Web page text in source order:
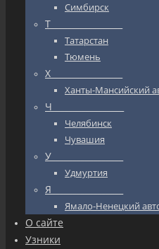
Симбирск
Т_________________
Татарстан
Тюмень
Х_________________
Ханты-Мансийский
Ч_________________
Челябинск
Чувашия
У_________________
Удмуртия
Я_________________
Ямало-Ненецкий
О сайте
Узники